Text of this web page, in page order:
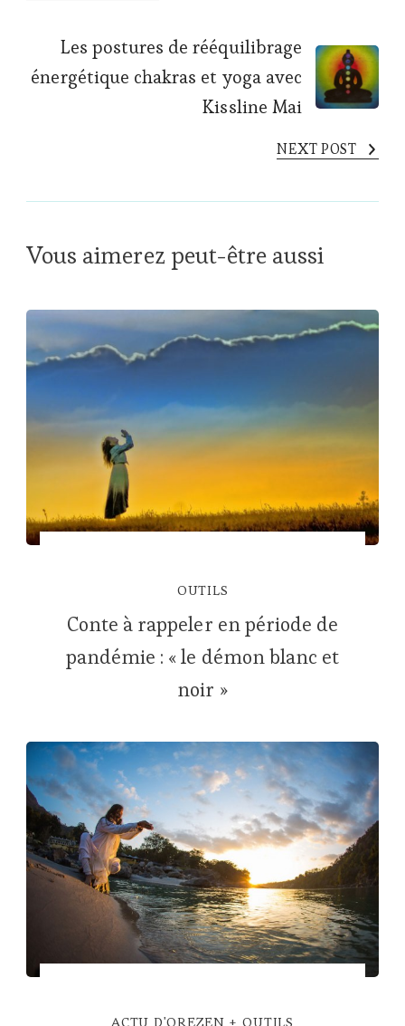
Les postures de rééquilibrage
énergétique chakras et yoga avec
Kissline Mai
NEXT POST
Vous aimerez peut-être aussi
OUTILS
Conte à rappeler en période de
pandémie : « le démon blanc et
noir »
ACTU D'OREZEN OUTILS